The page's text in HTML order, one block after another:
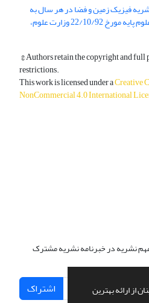
از ارائه بهترین
1 شماره از نشریه فیزیک زمین و فضا در هر سال به
زبان انگلیسی در جلسه کار گروه علوم پایه مورخ 22/10/92 وزارت علوم،
© Authors retain the copyright and
restrictions.
This work is licensed under aCreative
NonCommercial 4.0 International
مهم نشریه در خبرنامه نشریه مشترک
اشتراک